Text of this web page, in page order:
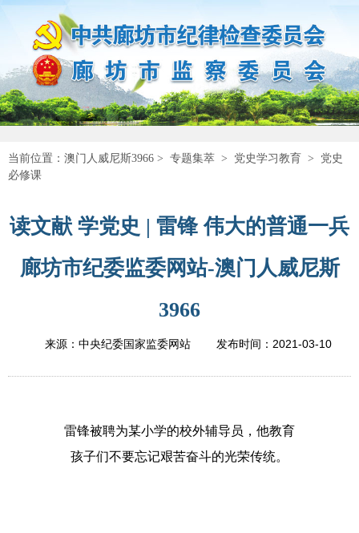
当前位置： 澳门人威尼斯3966 > 专题集萃 > 党史学习教育 > 党史
必修课
读文献 学党史 | 雷锋 伟大的普通一兵
廊坊市纪委监委网站-澳门人威尼斯
3966
来源：中央纪委国家监委网站 发布时间： 2021-03-10
雷锋被聘为某小学的校外辅导员，他教育
孩子们不要忘记艰苦奋斗的光荣传统。